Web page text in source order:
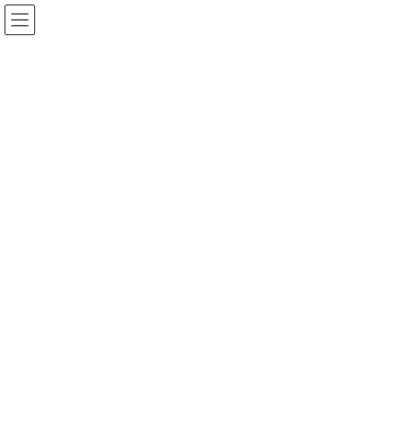
コ
ン
ナ
ビ